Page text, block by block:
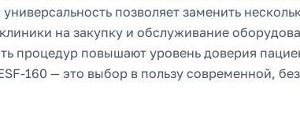
позволяет заменить
на закупку и обслуживание
процедур повышают уровень доверия
160 — это выбор в пользу современной,